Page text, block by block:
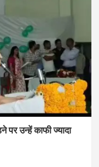
उन्हें काफी ज्यादा